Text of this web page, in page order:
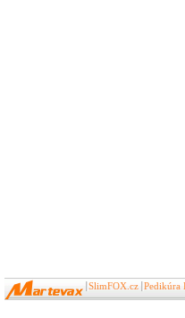
SlimFOX.cz Pedikúra